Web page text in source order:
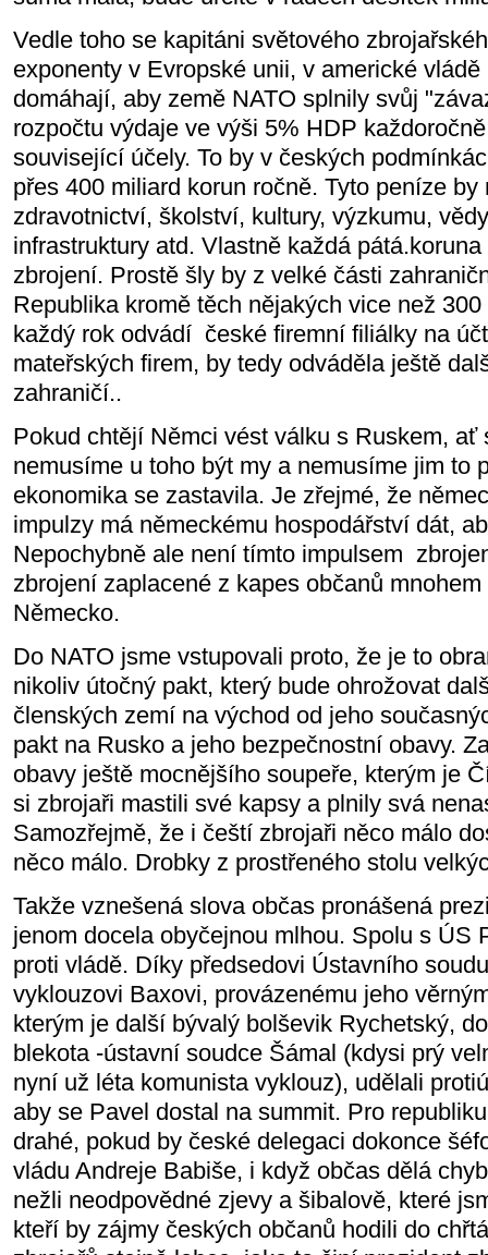
Vedle toho se kapitáni světového
exponenty v Evropské unii, v americké vládě
domáhají, aby země NATO splnily svůj
rozpočtu výdaje ve výši 5% HDP
související účely. To by v českých
přes 400 miliard korun ročně. Tyto peníze
zdravotnictví, školství, kultury, výzkumu,
infrastruktury atd. Vlastně každá
zbrojení. Prostě šly by z velké části
Republika kromě těch nějakých vice než
každý rok odvádí české firemní filiálky na
mateřských firem, by tedy odváděla ještě
zahraničí..
Pokud chtějí Němci vést válku s Ruskem, ať
nemusíme u toho být my a nemusíme jim to
ekonomika se zastavila. Je zřejmé, že
impulzy má německému hospodářství dát,
Nepochybně ale není tímto impulsem
zbrojení zaplacené z kapes občanů
Německo.
Do NATO jsme vstupovali proto, že je to
nikoliv útočný pakt, který bude ohrožovat
členských zemí na východ od jeho
pakt na Rusko a jeho bezpečnostní obavy.
obavy ještě mocnějšího soupeře, kterým je
si zbrojaři mastili své kapsy a plnily svá
Samozřejmě, že i čeští zbrojaři něco málo
něco málo. Drobky z prostřeného stolu
Takže vznešená slova občas pronášená
jenom docela obyčejnou mlhou. Spolu s ÚS
proti vládě. Díky předsedovi Ústavního
vyklouzovi Baxovi, provázenému jeho
kterým je další bývalý bolševik Rychetský,
blekota -ústavní soudce Šámal (kdysi prý
nyní už léta komunista vyklouz), udělali
aby se Pavel dostal na summit. Pro
drahé, pokud by české delegaci dokonce
vládu Andreje Babiše, i když občas dělá
nežli neodpovědné zjevy a šibalově, které
kteří by zájmy českých občanů hodili do